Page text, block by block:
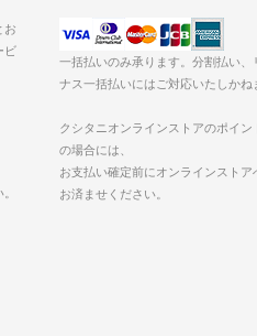
お
ビ
一括払いのみ承ります。分割払い、
ナス一括払いにはご対応いたしかね
クシタニオンラインストアのポイン
の場合には、
お支払い確定前にオンラインストア
お済ませください。